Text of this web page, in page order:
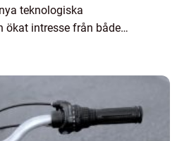
teknologiska
ökat intresse från både